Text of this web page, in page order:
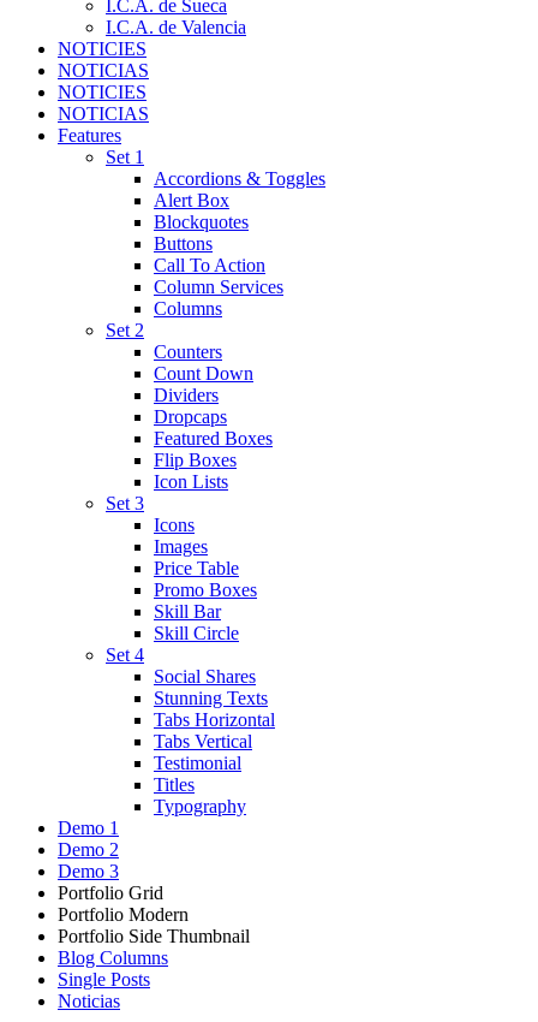
I.C.A. de Sueca
I.C.A. de Valencia
NOTICIES
NOTICIAS
NOTICIES
NOTICIAS
Features
Set 1
Accordions & Toggles
Alert Box
Blockquotes
Buttons
Call To Action
Column Services
Columns
Set 2
Counters
Count Down
Dividers
Dropcaps
Featured Boxes
Flip Boxes
Icon Lists
Set 3
Icons
Images
Price Table
Promo Boxes
Skill Bar
Skill Circle
Set 4
Social Shares
Stunning Texts
Tabs Horizontal
Tabs Vertical
Testimonial
Titles
Typography
Demo 1
Demo 2
Demo 3
Portfolio Grid
Portfolio Modern
Portfolio Side Thumbnail
Blog Columns
Single Posts
Noticias